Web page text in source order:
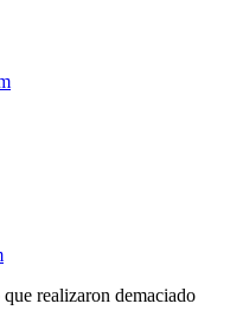
realizaron demaciado